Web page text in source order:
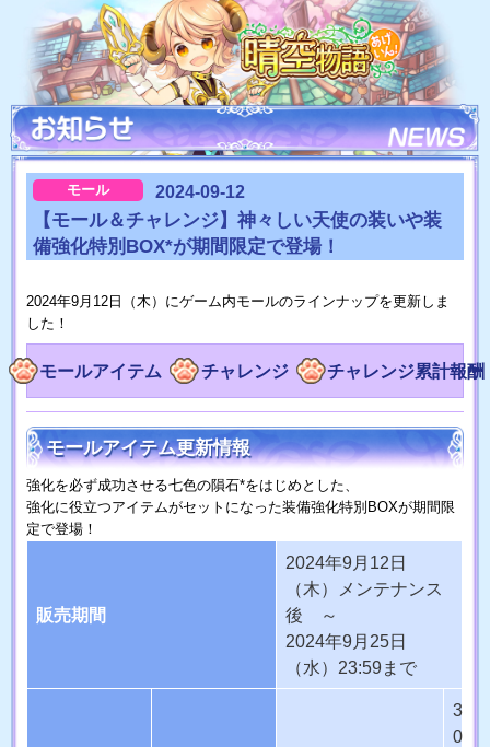
モール 2024-09-12
【モール＆チャレンジ】神々しい天使の装いや装
備強化特別BOX*が期間限定で登場！
2024年9月12日（木）にゲーム内モールのラインナップを更新しま
した！
モールアイテム チャレンジ チャレンジ累計報酬
モールアイテム更新情報
強化を必ず成功させる七色の隕石*をはじめとした、
強化に役立つアイテムがセットになった装備強化特別BOXが期間限
定で登場！
販売期間
2024年9月12日
（木）メンテナンス
後 ～
2024年9月25日
（水）23:59まで
3
0